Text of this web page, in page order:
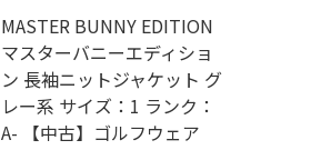
MASTER BUNNY EDITION
マスターバニーエディショ
ン 長袖ニットジャケット グ
レー系 サイズ：1 ランク：
A- 【中古】ゴルフウェア